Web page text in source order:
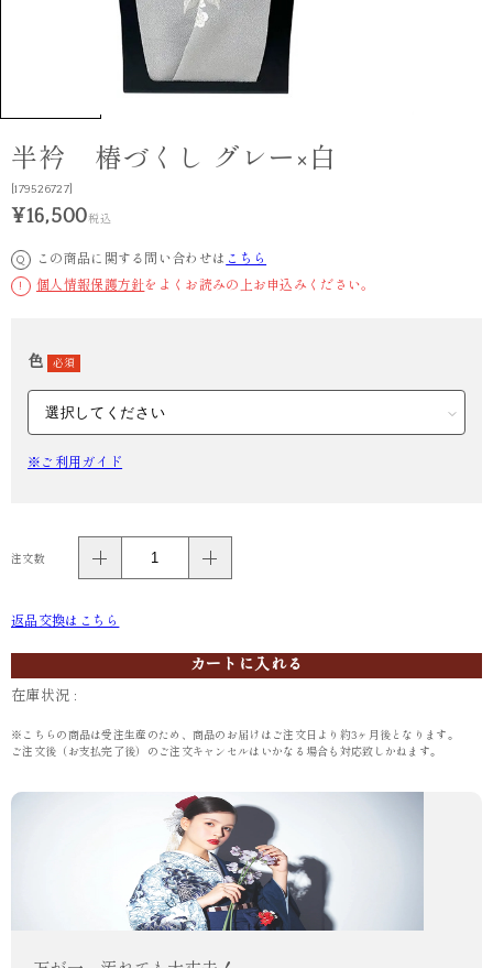
半衿 椿づくし グレー×白
[179526727]
¥16,500税込
Q この商品に関する問い合わせは こちら
! 個人情報保護方針をよくお読みの上お申込みください。
色 必須
※ご利用ガイド
注文数
返品交換はこちら
カートに入れる
在庫状況 :
※こちらの商品は受注生産のため、商品のお届けはご注文日より約3ヶ月後となります。
ご注文後（お支払完了後）のご注文キャンセルはいかなる場合も対応致しかねます。